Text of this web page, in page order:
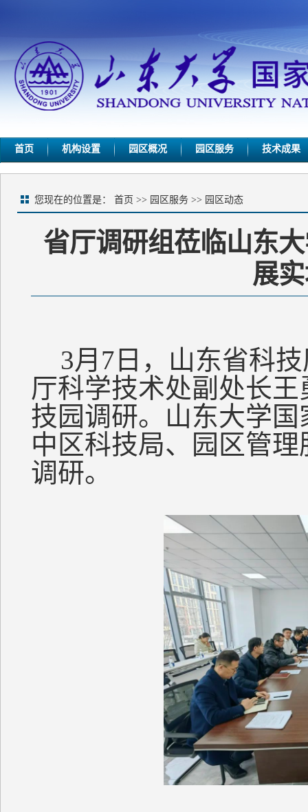
首页 机构设置 园区概况 园区服务 技术成果
您现在的位置是： 首页 >> 园区服务 >> 园区动态
省厅调研组莅临山东
展
3月7日，山东省科
厅科学技术处副处长
技园调研。山东大学
中区科技局、园区管
调研。